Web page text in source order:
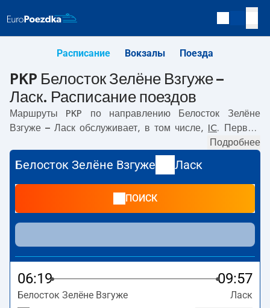
Расписание Вокзалы Поезда
PKP Белосток Зелёне Взгуже –
Ласк. Расписание поездов
Маршруты PKP по направлению
Белосток Зелёне
Взгуже – Ласк обслуживает, в том числе, IC. Первый
с вокзала PKP
отправляется в 19:37. Самое быстрое путешествие
предлагает прямой поездMICKIEWICZ. Поездка на нём
. По маршрутуБелосток Зелёне Взгуже
Ласктакже курсируют другие поезда:- предлагают
более низкую цену билета и, как правило, более долгое
время в пути. Поезд заканчивает маршрут на станции
Ласк.
Подробнее
Белосток Зелёне Взгуже Ласк
ПОИСК
06:19 09:57
Белосток Зелёне Взгуже Ласк